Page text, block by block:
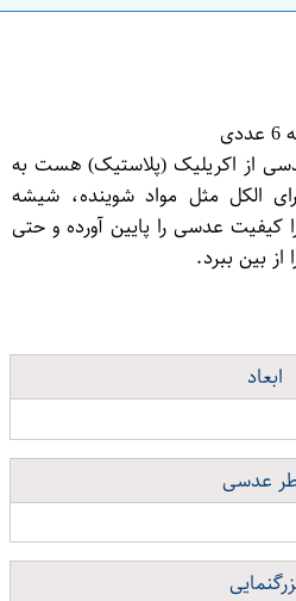
از اکریلیک (پلاستیک) هست به
الکل مثل مواد شوینده، شیشه
کیفیت عدسی را پایین آورده و حتی
بین ببرد.
ابعاد
عدسی